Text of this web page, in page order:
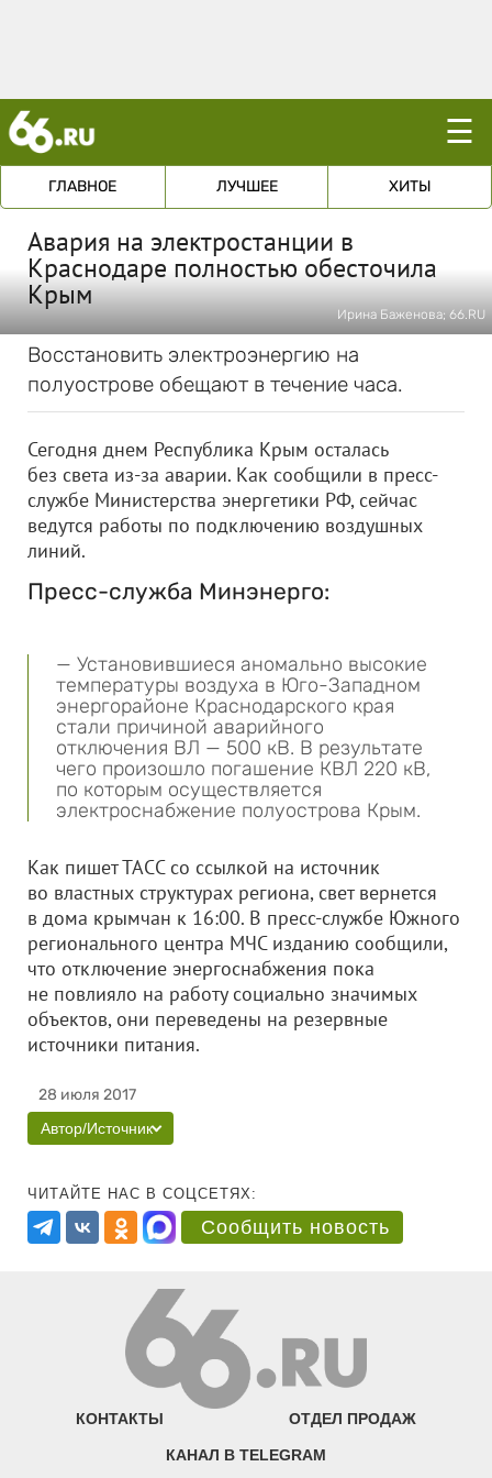
☰
ГЛАВНОЕ ЛУЧШЕЕ ХИТЫ
Авария на электростанции в
Краснодаре полностью обесточила
Крым
Ирина Баженова; 66.RU
Восстановить электроэнергию на
полуострове обещают в течение часа.
Сегодня днем Республика Крым осталась
без света из-за аварии. Как сообщили в пресс-
службе Министерства энергетики РФ, сейчас
ведутся работы по подключению воздушных
линий.
Пресс-служба Минэнерго:
— Установившиеся аномально высокие
температуры воздуха в Юго-Западном
энергорайоне Краснодарского края
стали причиной аварийного
отключения ВЛ — 500 кВ. В результате
чего произошло погашение КВЛ 220 кВ,
по которым осуществляется
электроснабжение полуострова Крым.
Как пишет ТАСС со ссылкой на источник
во властных структурах региона, свет вернется
в дома крымчан к 16:00. В пресс-службе Южного
регионального центра МЧС изданию сообщили,
что отключение энергоснабжения пока
не повлияло на работу социально значимых
объектов, они переведены на резервные
источники питания.
28 июля 2017
Автор/Источник
ЧИТАЙТЕ НАС В СОЦСЕТЯХ:
Сообщить новость
КОНТАКТЫ ОТДЕЛ ПРОДАЖ
КАНАЛ В TELEGRAM